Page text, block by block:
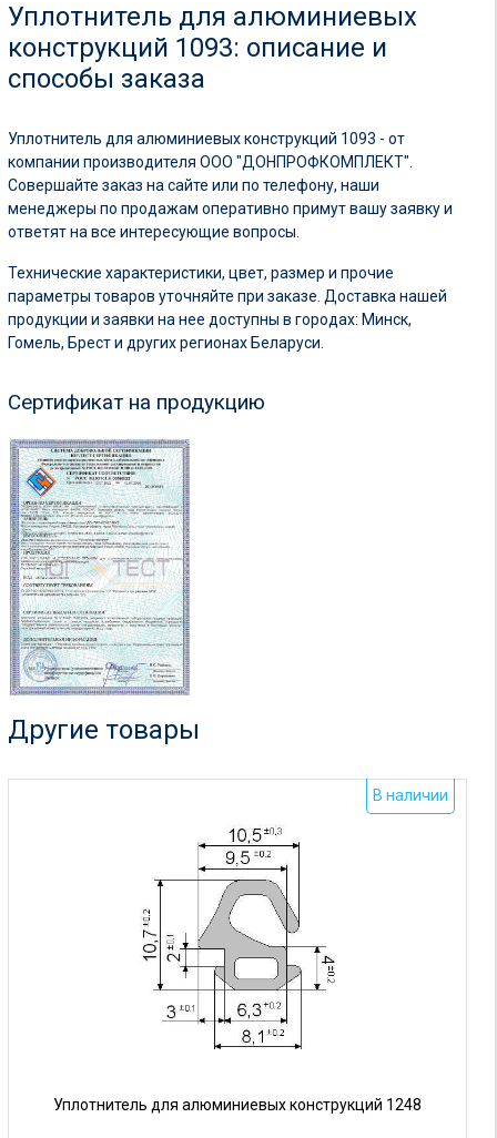
Уплотнитель для алюминиевых
конструкций 1093: описание и
способы заказа
Уплотнитель для алюминиевых конструкций 1093 - от
компании производителя ООО "ДОНПРОФКОМПЛЕКТ".
Совершайте заказ на сайте или по телефону, наши
менеджеры по продажам оперативно примут вашу заявку и
ответят на все интересующие вопросы.
Технические характеристики, цвет, размер и прочие
параметры товаров уточняйте при заказе. Доставка нашей
продукции и заявки на нее доступны в городах: Минск,
Гомель, Брест и других регионах Беларуси.
Сертификат на продукцию
Другие товары
В наличии
Уплотнитель для алюминиевых конструкций 1248